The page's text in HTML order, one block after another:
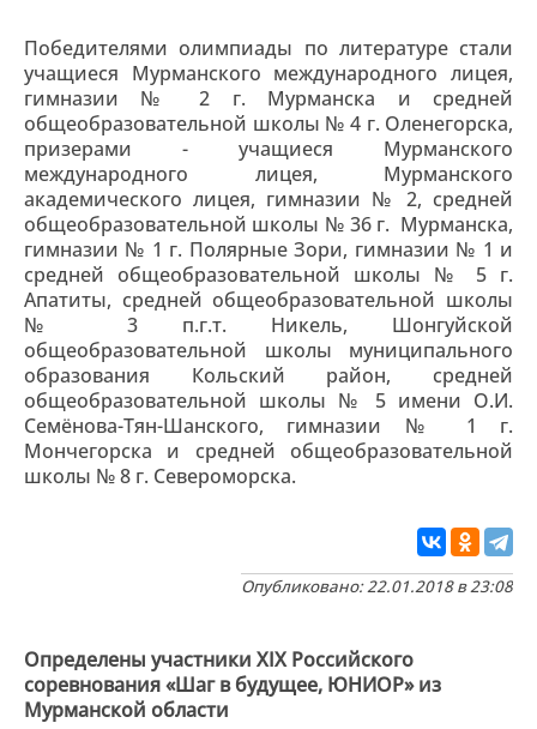
Победителями олимпиады по литературе стали
учащиеся Мурманского международного лицея,
гимназии № 2 г. Мурманска и средней
общеобразовательной школы № 4 г. Оленегорска,
призерами - учащиеся Мурманского
международного лицея, Мурманского
академического лицея, гимназии № 2, средней
общеобразовательной школы № 36 г. Мурманска,
гимназии № 1 г. Полярные Зори, гимназии № 1 и
средней общеобразовательной школы № 5 г.
Апатиты, средней общеобразовательной школы
№ 3 п.г.т. Никель, Шонгуйской
общеобразовательной школы муниципального
образования Кольский район, средней
общеобразовательной школы № 5 имени О.И.
Семёнова-Тян-Шанского, гимназии № 1 г.
Мончегорска и средней общеобразовательной
школы № 8 г. Североморска.
Опубликовано: 22.01.2018 в 23:08
Определены участники XIX Российского
соревнования «Шаг в будущее, ЮНИОР» из
Мурманской области